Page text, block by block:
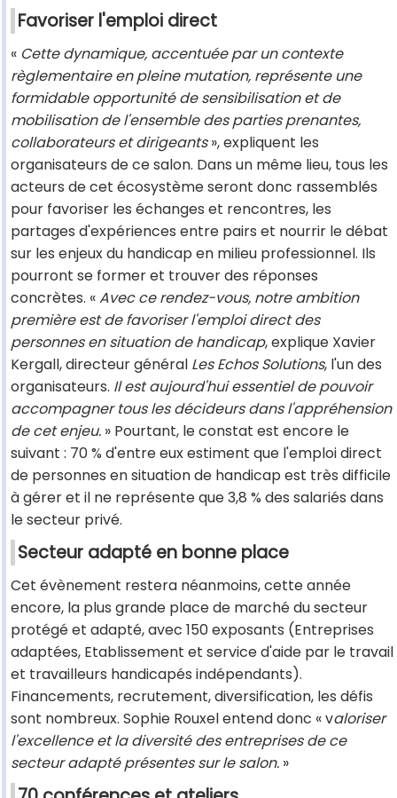
Favoriser l'emploi direct
« Cette dynamique, accentuée par un contexte
règlementaire en pleine mutation, représente une
formidable opportunité de sensibilisation et de
mobilisation de l'ensemble des parties prenantes,
collaborateurs et dirigeants», expliquent les
organisateurs de ce salon. Dans un même lieu, tous les
acteurs de cet écosystème seront donc rassemblés
pour favoriser les échanges et rencontres, les
partages d'expériences entre pairs et nourrir le débat
sur les enjeux du handicap en milieu professionnel. Ils
pourront se former et trouver des réponses
concrètes. «Avec ce rendez-vous, notre ambition
première est de favoriser l'emploi direct des
personnes en situation de handicap, explique Xavier
Kergall, directeur général Les Echos Solutions, l'un des
organisateurs. Il est aujourd'hui essentiel de pouvoir
accompagner tous les décideurs dans l'appréhension
de cet enjeu. » Pourtant, le constat est encore le
suivant : 70 % d'entre eux estiment que l'emploi direct
de personnes en situation de handicap est très difficile
à gérer et il ne représente que 3,8 % des salariés dans
le secteur privé.
Secteur adapté en bonne place
Cet évènement restera néanmoins, cette année
encore, la plus grande place de marché du secteur
protégé et adapté, avec 150 exposants (Entreprises
adaptées, Etablissement et service d'aide par le travail
et travailleurs handicapés indépendants).
Financements, recrutement, diversification, les défis
sont nombreux. Sophie Rouxel entend donc « valoriser
l'excellence et la diversité des entreprises de ce
secteur adapté présentes sur le salon. »